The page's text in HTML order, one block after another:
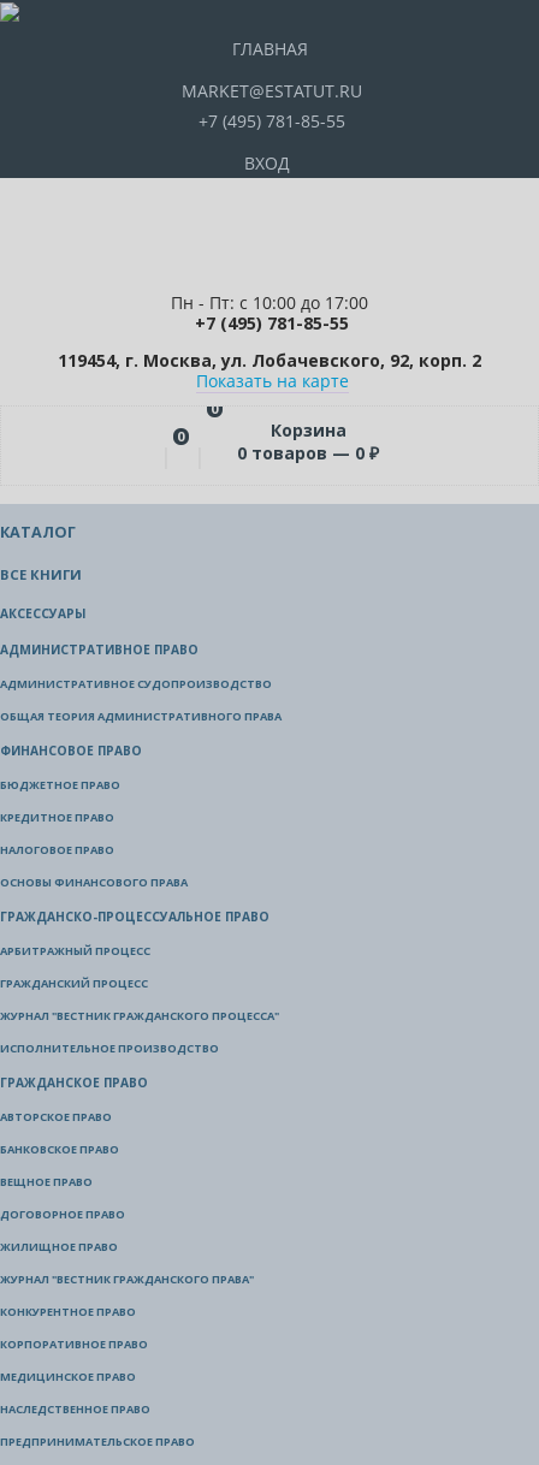
ГЛАВНАЯ
MARKET@ESTATUT.RU
+7 (495) 781-85-55
ВХОД
Пн - Пт: с 10:00 до 17:00
+7 (495) 781-85-55
119454, г. Москва, ул. Лобачевского, 92, корп. 2
Показать на карте
0
0
Корзина
0 товаров — 0 ₽
КАТАЛОГ
ВСЕ КНИГИ
АКСЕССУАРЫ
АДМИНИСТРАТИВНОЕ ПРАВО
АДМИНИСТРАТИВНОЕ СУДОПРОИЗВОДСТВО
ОБЩАЯ ТЕОРИЯ АДМИНИСТРАТИВНОГО ПРАВА
ФИНАНСОВОЕ ПРАВО
БЮДЖЕТНОЕ ПРАВО
КРЕДИТНОЕ ПРАВО
НАЛОГОВОЕ ПРАВО
ОСНОВЫ ФИНАНСОВОГО ПРАВА
ГРАЖДАНСКО-ПРОЦЕССУАЛЬНОЕ ПРАВО
АРБИТРАЖНЫЙ ПРОЦЕСС
ГРАЖДАНСКИЙ ПРОЦЕСС
ЖУРНАЛ "ВЕСТНИК ГРАЖДАНСКОГО ПРОЦЕССА"
ИСПОЛНИТЕЛЬНОЕ ПРОИЗВОДСТВО
ГРАЖДАНСКОЕ ПРАВО
АВТОРСКОЕ ПРАВО
БАНКОВСКОЕ ПРАВО
ВЕЩНОЕ ПРАВО
ДОГОВОРНОЕ ПРАВО
ЖИЛИЩНОЕ ПРАВО
ЖУРНАЛ "ВЕСТНИК ГРАЖДАНСКОГО ПРАВА"
КОНКУРЕНТНОЕ ПРАВО
КОРПОРАТИВНОЕ ПРАВО
МЕДИЦИНСКОЕ ПРАВО
НАСЛЕДСТВЕННОЕ ПРАВО
ПРЕДПРИНИМАТЕЛЬСКОЕ ПРАВО